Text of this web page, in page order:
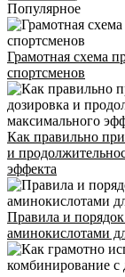
Популярное
Грамотная схема
спортсменов
Как правильно
и
эффекта
Правила и
аминокислотами